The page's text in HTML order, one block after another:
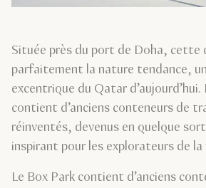
Située près du port de Doha, cette
parfaitement la nature tendance,
excentrique du Qatar d’aujourd’hui.
contient d’anciens conteneurs de
réinventés, devenus en quelque
inspirant pour les explorateurs de la
Le Box Park contient d’anciens